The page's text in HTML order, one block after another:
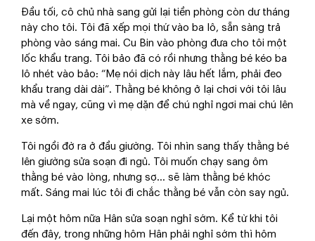
Đầu tối, cô chủ nhà sang gửi lại tiền phòng còn dư tháng
này cho tôi. Tôi đã xếp mọi thứ vào ba lô, sẵn sàng trả
phòng vào sáng mai. Cu Bin vào phòng đưa cho tôi một
lốc khẩu trang. Tôi bảo đã có rồi nhưng thằng bé kéo ba
lô nhét vào bảo: “Mẹ nói dịch này lâu hết lắm, phải đeo
khẩu trang dài dài”. Thằng bé không ở lại chơi với tôi lâu
mà về ngay, cũng vì mẹ dặn để chú nghỉ ngơi mai chú lên
xe sớm.
Tôi ngồi đờ ra ở đầu giường. Tôi nhìn sang thấy thằng bé
lên giường sửa soạn đi ngủ. Tôi muốn chạy sang ôm
thằng bé vào lòng, nhưng sợ... sẽ làm thằng bé khóc
mất. Sáng mai lúc tôi đi chắc thằng bé vẫn còn say ngủ.
Lại một hôm nữa Hân sửa soạn nghỉ sớm. Kể từ khi tôi
đến đây, trong những hôm Hân phải nghỉ sớm thì hôm